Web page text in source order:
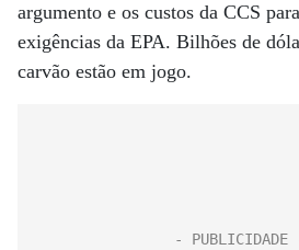
argumento e os custos da CCS
exigências da EPA. Bilhões de
carvão estão em jogo.